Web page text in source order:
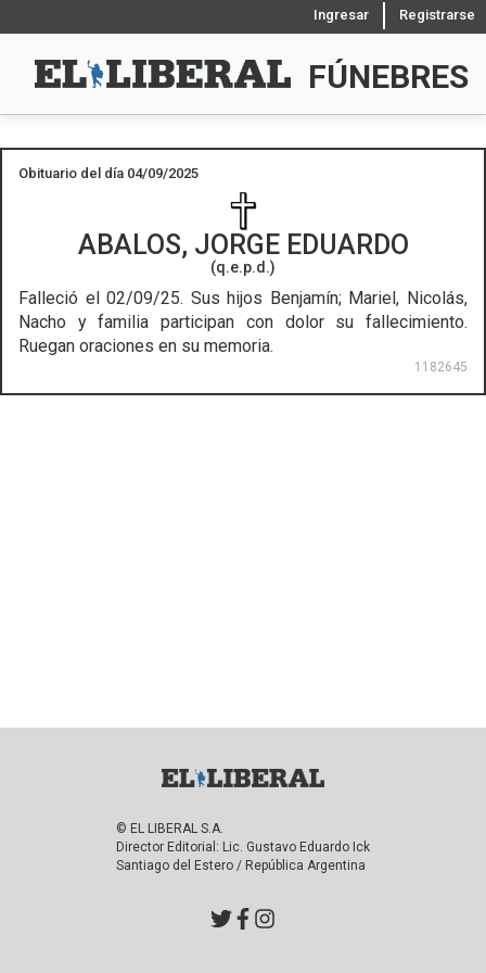
Ingresar Registrarse
FÚNEBRES
Obituario del día 04/09/2025
ABALOS, JORGE EDUARDO
(q.e.p.d.)
Falleció el 02/09/25. Sus hijos Benjamín; Mariel, Nicolás,
Nacho y familia participan con dolor su fallecimiento.
Ruegan oraciones en su memoria.
1182645
© EL LIBERAL S.A.
Director Editorial: Lic. Gustavo Eduardo Ick
Santiago del Estero / República Argentina